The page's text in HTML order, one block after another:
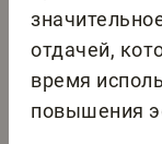
отдачей,
время
повышения